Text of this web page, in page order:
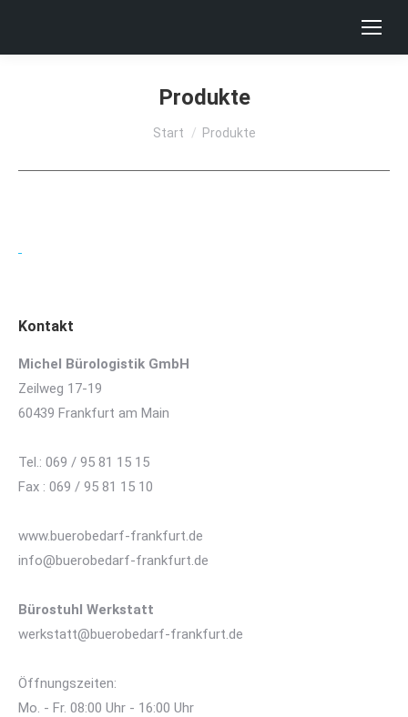
Produkte
Sie befinden sich hier:
Start Produkte
Kontakt
Michel Bürologistik GmbH
Zeilweg 17-19
60439 Frankfurt am Main
Tel.: 069 / 95 81 15 15
Fax : 069 / 95 81 15 10
www.buerobedarf-frankfurt.de
info@buerobedarf-frankfurt.de
Bürostuhl Werkstatt
werkstatt@buerobedarf-frankfurt.de
Öffnungszeiten:
Mo. - Fr. 08:00 Uhr - 16:00 Uhr